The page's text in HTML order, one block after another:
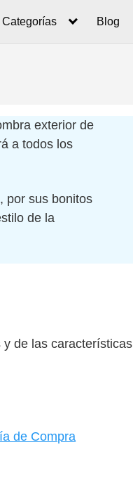
Categorías Blog
exterior de
a todos los
por sus bonitos
de la
de las características
de Compra